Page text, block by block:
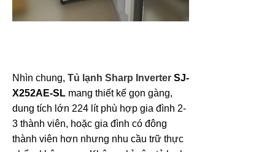
Nhìn chung, Tủ lạnh Sharp Inverter SJ-
X252AE-SL mang thiết kế gọn gàng,
dung tích lớn 224 lít phù hợp gia đình 2-
3 thành viên, hoặc gia đình có đông
thành viên hơn nhưng nhu cầu trữ thực